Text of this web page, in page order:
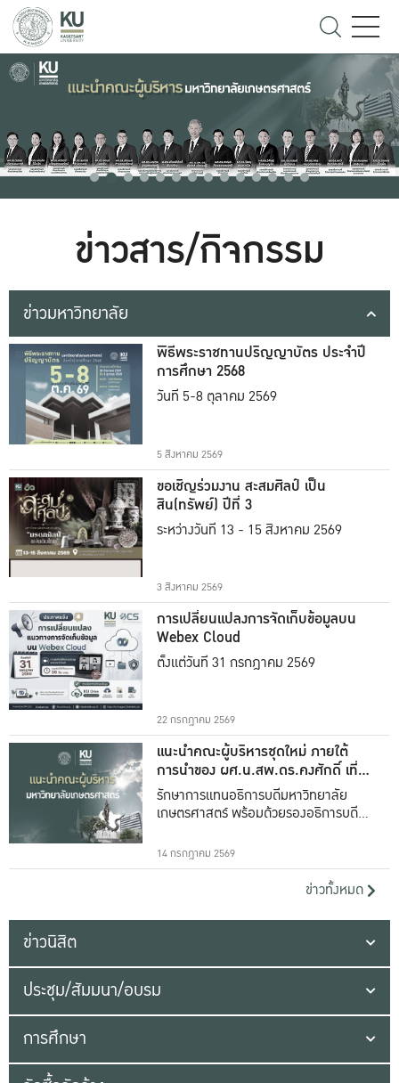
ข่าวสาร/กิจกรรม
ข่าวมหาวิทยาลัย
พิธีพระราชทานปริญญาบัตร ประจำปี
การศึกษา 2568
วันที่ 5-8 ตุลาคม 2569
5 สิงหาคม 2569
ขอเชิญร่วมงาน สะสมศิลป์ เป็น
สิน(ทรัพย์) ปีที่ 3
ระหว่างวันที่ 13 - 15 สิงหาคม 2569
3 สิงหาคม 2569
การเปลี่ยนแปลงการจัดเก็บข้อมูลบน
Webex Cloud
ตั้งแต่วันที่ 31 กรกฎาคม 2569
22 กรกฎาคม 2569
แนะนำคณะผู้บริหารชุดใหม่ ภายใต้
การนำของ ผศ.น.สพ.ดร.คงศักดิ์ เที่ยง
ธรรม
รักษาการแทนอธิการบดีมหาวิทยาลัย
เกษตรศาสตร์ พร้อมด้วยรองอธิการบดีทั้ง
14 กรกฎาคม 2569
ข่าวทั้งหมด
ข่าวนิสิต
ประชุม/สัมมนา/อบรม
การศึกษา